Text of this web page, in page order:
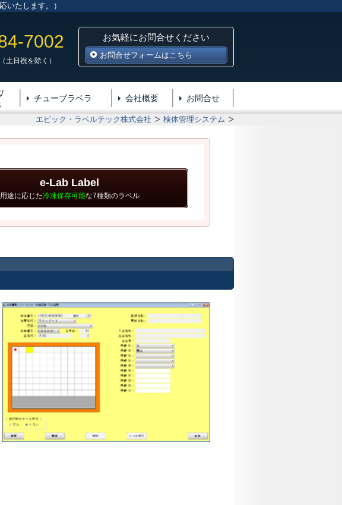
いたします。）
7002
土日祝を除く）
お気軽にお問合せください
お問合せフォームはこちら
チューブラベラ 会社概要 お問合せ
エビック・ラベルテック株式会社 検体管理システム
e-Lab Label
用途に応じた冷凍保存可能な7種類のラベル